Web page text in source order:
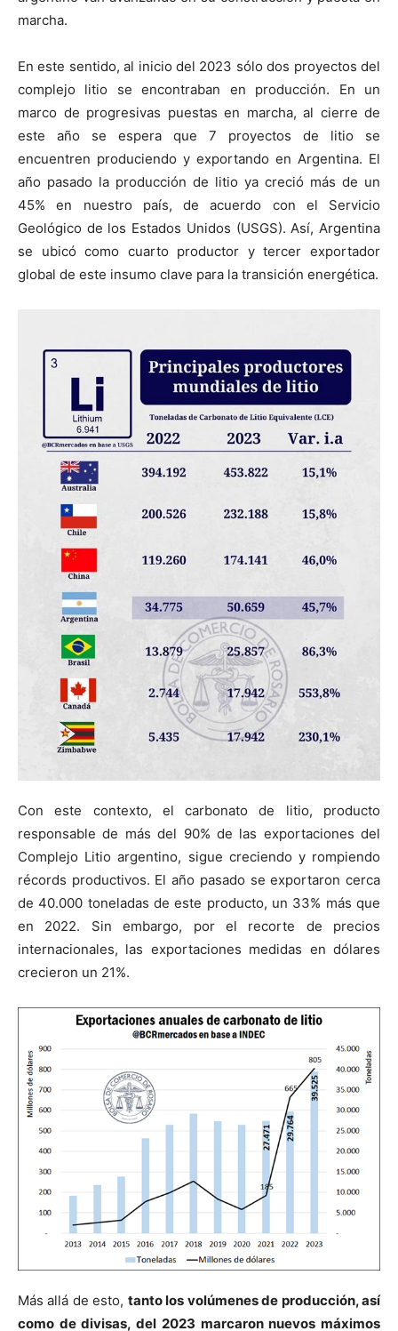
marcha.
En este sentido, al inicio del 2023 sólo dos proyectos del
complejo litio se encontraban en producción. En un
marco de progresivas puestas en marcha, al cierre de
este año se espera que 7 proyectos de litio se
encuentren produciendo y exportando en Argentina. El
año pasado la producción de litio ya creció más de un
45% en nuestro país, de acuerdo con el Servicio
Geológico de los Estados Unidos (USGS). Así, Argentina
se ubicó como cuarto productor y tercer exportador
global de este insumo clave para la transición energética.
Con este contexto, el carbonato de litio, producto
responsable de más del 90% de las exportaciones del
Complejo Litio argentino, sigue creciendo y rompiendo
récords productivos. El año pasado se exportaron cerca
de 40.000 toneladas de este producto, un 33% más que
en 2022. Sin embargo, por el recorte de precios
internacionales, las exportaciones medidas en dólares
crecieron un 21%.
Más allá de esto, tanto los volúmenes de producción, así
como de divisas, del 2023 marcaron nuevos máximos